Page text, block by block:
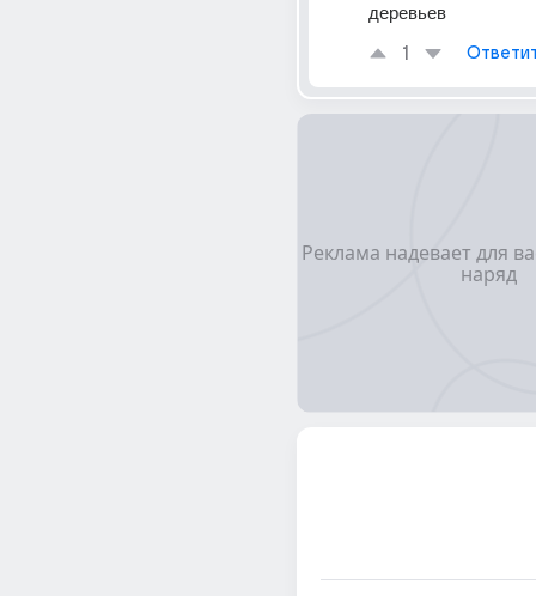
деревьев
1